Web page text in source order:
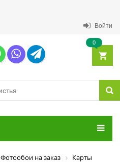
Войти
0
Фотообои на заказ
Карты